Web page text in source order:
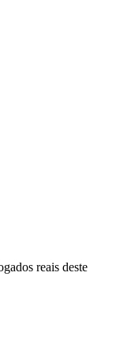
reais deste